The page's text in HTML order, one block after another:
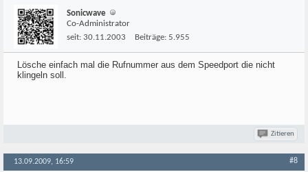
Sonicwave
Co-Administrator
seit: 30.11.2003 Beiträge: 5.955
Lösche einfach mal die Rufnummer aus dem Speedport die nicht
klingeln soll.
Zitieren
13.09.2009, 16:59 #8